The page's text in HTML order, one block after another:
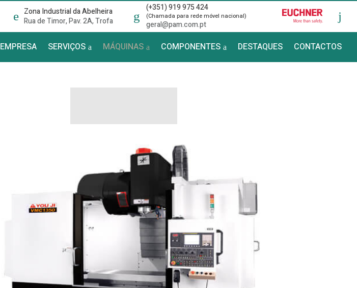
Zona Industrial da Abelheira
Rua de Timor, Pav. 2A, Trofa
(+351) 919 975 424
(Chamada para rede móvel nacional)
geral@pam.com.pt
EMPRESA SERVIÇOS MÁQUINAS COMPONENTES DESTAQUES CONTACTOS